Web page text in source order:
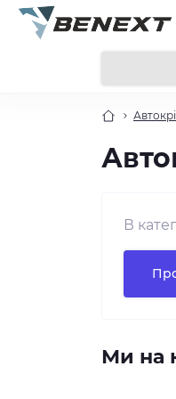
В
Ми на